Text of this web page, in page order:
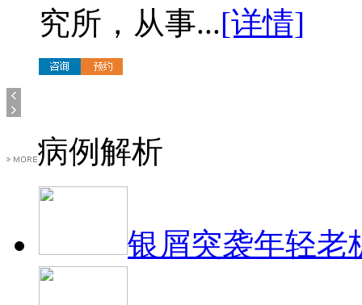
究所，从事...[详情]
病例解析
银屑突袭年轻老